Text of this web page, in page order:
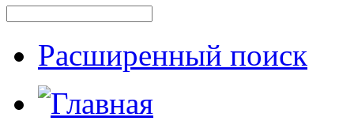
Расширенный поиск